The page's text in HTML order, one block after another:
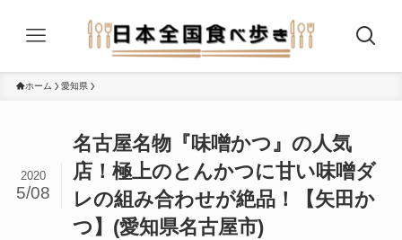
ホーム 愛知県
名古屋名物『味噌かつ』の人気
店！極上のとんかつに甘い味噌ダ
レの組み合わせが絶品！【矢田か
つ】(愛知県名古屋市)
2020
5/08